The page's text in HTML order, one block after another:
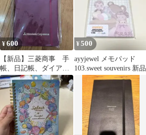
¥600
【新品】三菱商事 手
帳、日記帳、ダイアリ
ー 方眼ノート ノベ
ルティ
¥500
ayyjewel メモパッド
103.sweet souvenirs 新品